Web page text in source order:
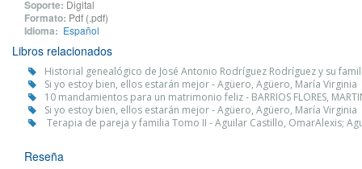
Soporte: Digital
Formato: Pdf (.pdf)
Idioma: Español
Libros relacionados
Historial genealógico de José Antonio Rodríguez Rodríguez y su
Si yo estoy bien, ellos estarán mejor - Agüero, Agüero, María Virginia
10 mandamientos para un matrimonio feliz - BARRIOS FLORES,
Si yo estoy bien, ellos estarán mejor - Agüero, Agüero, María Virginia
Terapia de pareja y familia Tomo II - Aguilar Castillo, OmarAlexis;
Reseña